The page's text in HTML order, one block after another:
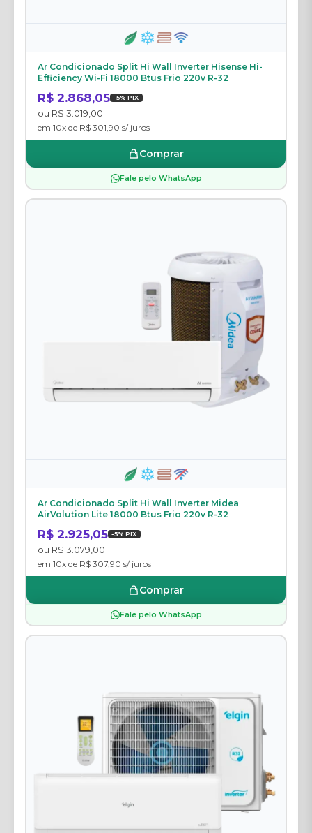
Ar Condicionado Split Hi Wall Inverter Hisense Hi-
Efficiency Wi-Fi 18000 Btus Frio 220v R-32
R$ 2.868,05 -5% PIX
ou R$ 3.019,00
em 10x de R$ 301,90 s/ juros
Comprar
Fale pelo WhatsApp
Ar Condicionado Split Hi Wall Inverter Midea
AirVolution Lite 18000 Btus Frio 220v R-32
R$ 2.925,05 -5% PIX
ou R$ 3.079,00
em 10x de R$ 307,90 s/ juros
Comprar
Fale pelo WhatsApp